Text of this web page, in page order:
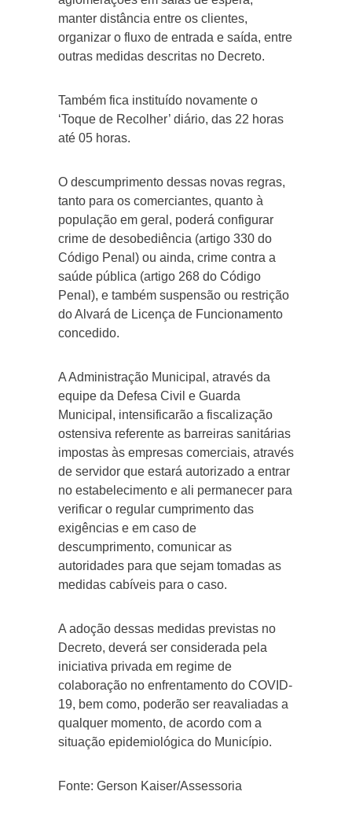
manter distância entre os clientes,
organizar o fluxo de entrada e saída, entre
outras medidas descritas no Decreto.
Também fica instituído novamente o
‘Toque de Recolher’ diário, das 22 horas
até 05 horas.
O descumprimento dessas novas regras,
tanto para os comerciantes, quanto à
população em geral, poderá configurar
crime de desobediência (artigo 330 do
Código Penal) ou ainda, crime contra a
saúde pública (artigo 268 do Código
Penal), e também suspensão ou restrição
do Alvará de Licença de Funcionamento
concedido.
A Administração Municipal, através da
equipe da Defesa Civil e Guarda
Municipal, intensificarão a fiscalização
ostensiva referente as barreiras sanitárias
impostas às empresas comerciais, através
de servidor que estará autorizado a entrar
no estabelecimento e ali permanecer para
verificar o regular cumprimento das
exigências e em caso de
descumprimento, comunicar as
autoridades para que sejam tomadas as
medidas cabíveis para o caso.
A adoção dessas medidas previstas no
Decreto, deverá ser considerada pela
iniciativa privada em regime de
colaboração no enfrentamento do COVID-
19, bem como, poderão ser reavaliadas a
qualquer momento, de acordo com a
situação epidemiológica do Município.
Fonte: Gerson Kaiser/Assessoria